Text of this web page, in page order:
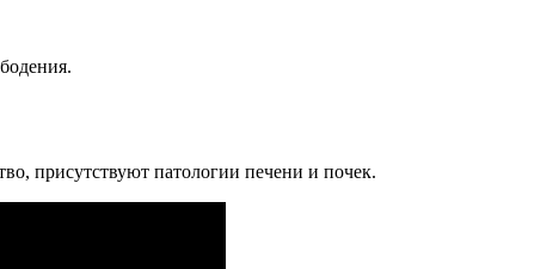
присутствуют патологии печени и почек.